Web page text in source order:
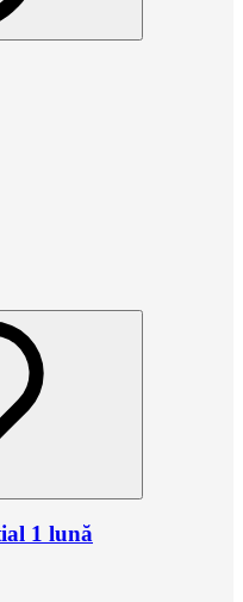
1 lună